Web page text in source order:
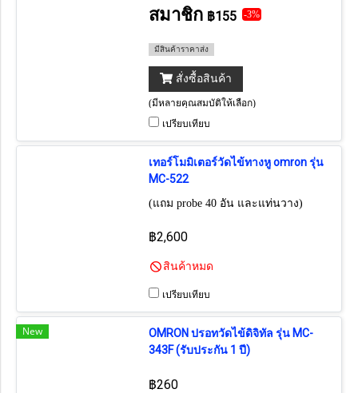
สมาชิก ฿155 -3%
มีสินค้าราคาส่ง
สั่งซื้อสินค้า
(มีหลายคุณสมบัติให้เลือก)
เปรียบเทียบ
เทอร์โมมิเตอร์วัดไข้ทางหู omron รุ่น
MC-522
(แถม probe 40 อัน และแท่นวาง)
฿2,600
สินค้าหมด
เปรียบเทียบ
New
OMRON ปรอทวัดไข้ดิจิทัล รุ่น MC-
343F (รับประกัน 1 ปี)
฿260